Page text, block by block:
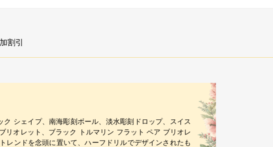
割引
ク シェイプ、南海彫刻ボール、淡水彫刻ドロップ、スイス
リオレット、ブラック トルマリン フラット ペア ブリオレ
レンドを念頭に置いて、ハーフドリルでデザインされたも